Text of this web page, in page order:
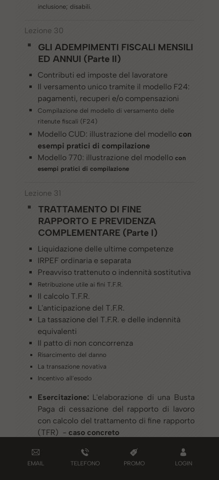
inclusione; disabili.
Lezione 30
GLI ADEMPIMENTI FISCALI MENSILI
ED ANNUI (Parte II)
Contributi ed imposte del lavoratore
Il versamento unico tramite il modello F24:
pagamenti, recuperi e/o compensazioni
Compilazione del modello di versamento delle
ritenute fiscali (F24)
Modello CUD: illustrazione del modello con
esempi pratici di compilazione
Modello 770: illustrazione del modellocon
esempi pratici di compilazione
Lezione 31
TRATTAMENTO DI FINE
RAPPORTO E PREVIDENZA
COMPLEMENTARE (Parte I)
Liquidazione delle ultime competenze
IRPEF ordinaria e separata
Preavviso trattenuto o indennità sostitutiva
Retribuzione utile ai fini T.F.R.
Il calcolo T.F.R.
L'anticipazione del T.F.R.
La tassazione del T.F.R. e delle indennità
equivalenti
Il patto di non concorrenza
Risarcimento del danno
La transazione novativa
Incentivo all’esodo
Esercitazione: L'elaborazione di una Busta
Paga di cessazione del rapporto di lavoro
con calcolo del trattamento di fine rapporto
(TFR) - caso concreto
Lezione 32
EMAIL TELEFONO PROMO LOGIN